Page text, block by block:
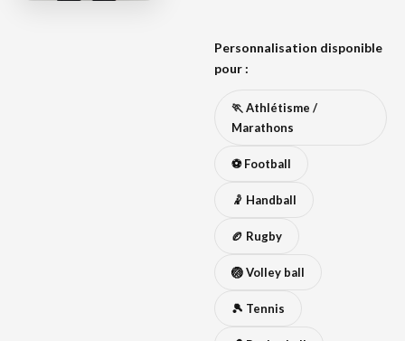
Personnalisation disponible
pour :
🏃 Athlétisme /
Marathons
⚽ Football
🤾 Handball
🏉 Rugby
🏐 Volley ball
🎾 Tennis